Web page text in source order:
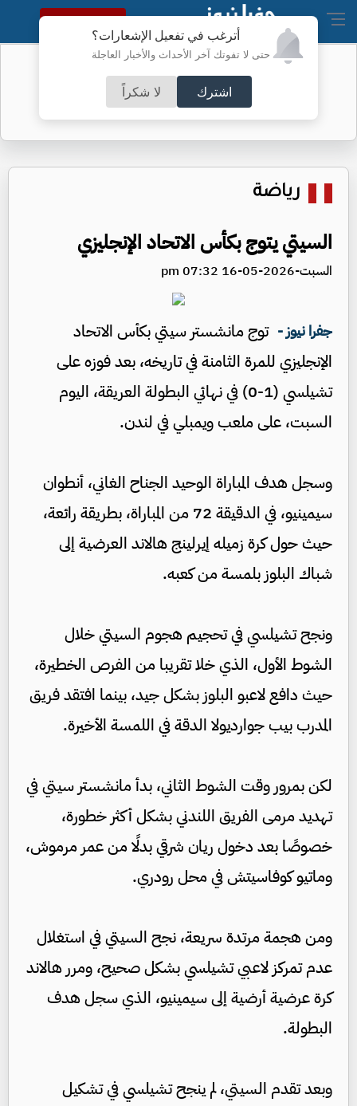
أترغب في تفعيل الإشعارات؟
حتى لا تفوتك آخر الأحداث والأخبار العاجلة
اشترك لا شكراً
النسخة الكاملة
رياضة
السيتي يتوج بكأس الاتحاد الإنجليزي
السبت-2026-05-16 07:32 pm
جفرا نيوز - توج مانشستر سيتي بكأس الاتحاد
الإنجليزي للمرة الثامنة في تاريخه، بعد فوزه على
تشيلسي (1-0) في نهائي البطولة العريقة، اليوم
السبت، على ملعب ويمبلي في لندن.
وسجل هدف المباراة الوحيد الجناح الغاني، أنطوان
سيمينيو، في الدقيقة 72 من المباراة، بطريقة رائعة،
حيث حول كرة زميله إيرلينج هالاند العرضية إلى
شباك البلوز بلمسة من كعبه.
ونجح تشيلسي في تحجيم هجوم السيتي خلال
الشوط الأول، الذي خلا تقريبا من الفرص الخطيرة،
حيث دافع لاعبو البلوز بشكل جيد، بينما افتقد فريق
المدرب بيب جوارديولا الدقة في اللمسة الأخيرة.
لكن بمرور وقت الشوط الثاني، بدأ مانشستر سيتي في
تهديد مرمى الفريق اللندني بشكل أكثر خطورة،
خصوصًا بعد دخول ريان شرقي بدلًا من عمر مرموش،
وماتيو كوفاسيتش في محل رودري.
ومن هجمة مرتدة سريعة، نجح السيتي في استغلال
عدم تمركز لاعبي تشيلسي بشكل صحيح، ومرر هالاند
كرة عرضية أرضية إلى سيمينيو، الذي سجل هدف
البطولة.
وبعد تقدم السيتي، لم ينجح تشيلسي في تشكيل